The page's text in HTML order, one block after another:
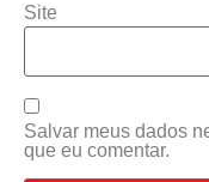
Site
Salvar meus dados
que eu comentar.